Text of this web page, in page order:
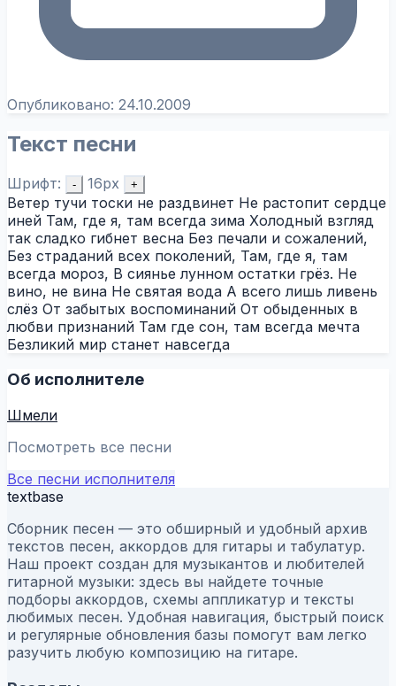
Опубликовано: 24.10.2009
Текст песни
Шрифт: - 16px +
Ветер тучи тоски не раздвинет Не растопит сердце
иней Там, где я, там всегда зима Холодный взгляд
так сладко гибнет весна Без печали и сожалений,
Без страданий всех поколений, Там, где я, там
всегда мороз, В сиянье лунном остатки грёз. Не
вино, не вина Не святая вода А всего лишь ливень
слёз От забытых воспоминаний От обыденных в
любви признаний Там где сон, там всегда мечта
Безликий мир станет навсегда
Об исполнителе
Шмели
Посмотреть все песни
Все песни исполнителя
textbase
Сборник песен — это обширный и удобный архив
текстов песен, аккордов для гитары и табулатур.
Наш проект создан для музыкантов и любителей
гитарной музыки: здесь вы найдете точные
подборы аккордов, схемы аппликатур и тексты
любимых песен. Удобная навигация, быстрый поиск
и регулярные обновления базы помогут вам легко
разучить любую композицию на гитаре.